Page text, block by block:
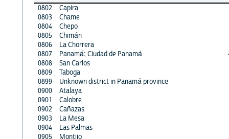
0802
Capira
0803
Chame
0804
Chepo
0805
Chimán
0806
La Chorrera
0807
Panamá; Ciudad de Panamá
0808
San Carlos
0809
Taboga
0899
Unknown district in Panamá province
0900
Atalaya
0901
Calobre
0902
Cañazas
0903
La Mesa
0904
Las Palmas
0905
Montijo